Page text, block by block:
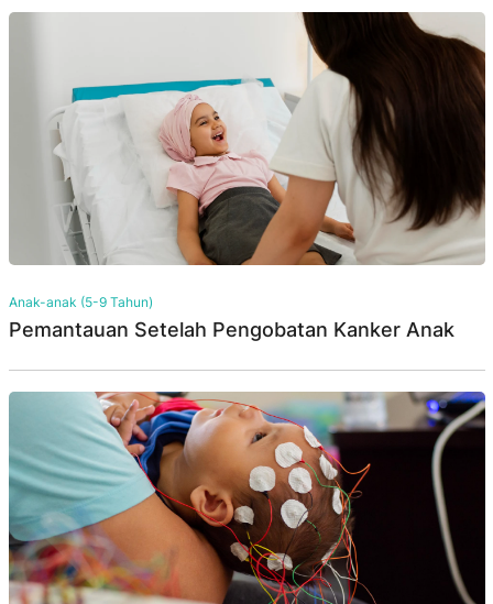
Anak-anak (5-9 Tahun)
Pemantauan Setelah Pengobatan Kanker Anak